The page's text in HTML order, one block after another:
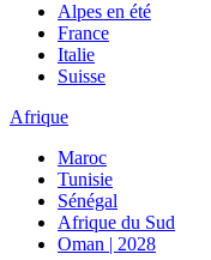
Alpes en été
France
Italie
Suisse
Afrique
Maroc
Tunisie
Sénégal
Afrique du Sud
Oman | 2028